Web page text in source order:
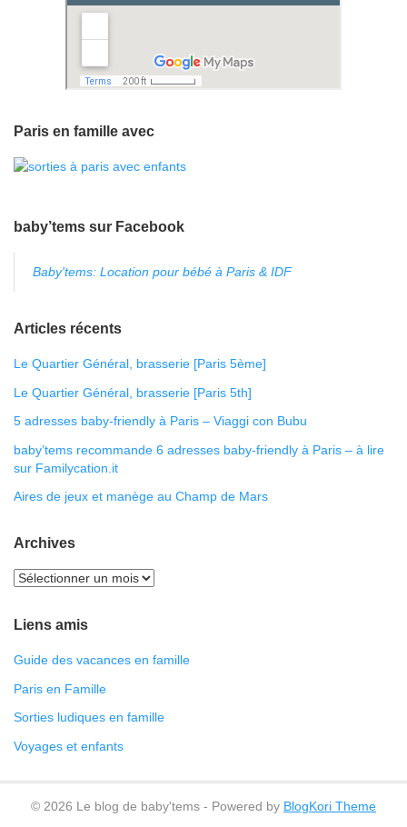
Paris en famille avec
baby’tems sur Facebook
Baby'tems: Location pour bébé à Paris & IDF
Articles récents
Le Quartier Général, brasserie [Paris 5ème]
Le Quartier Général, brasserie [Paris 5th]
5 adresses baby-friendly à Paris – Viaggi con Bubu
baby’tems recommande 6 adresses baby-friendly à Paris – à lire
sur Familycation.it
Aires de jeux et manège au Champ de Mars
Archives
Liens amis
Guide des vacances en famille
Paris en Famille
Sorties ludiques en famille
Voyages et enfants
© 2026 Le blog de baby'tems - Powered by BlogKori Theme